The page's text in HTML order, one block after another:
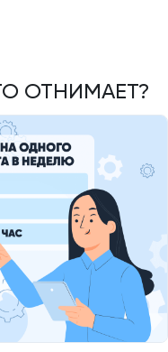
ОТНИМАЕТ?